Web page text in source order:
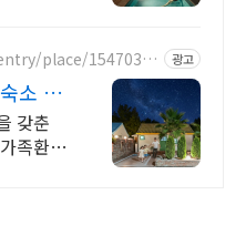
place/15470358
광고
소 제
채
갖춘
족환